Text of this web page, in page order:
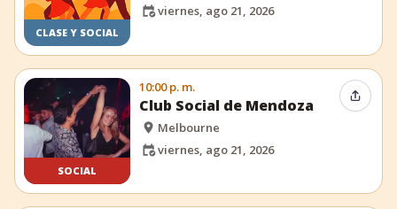
CLASE Y SOCIAL
viernes, ago 21, 2026
SOCIAL
10:00 p. m.
Club Social de Mendoza
Melbourne
viernes, ago 21, 2026